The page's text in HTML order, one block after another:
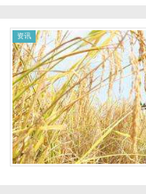
资讯